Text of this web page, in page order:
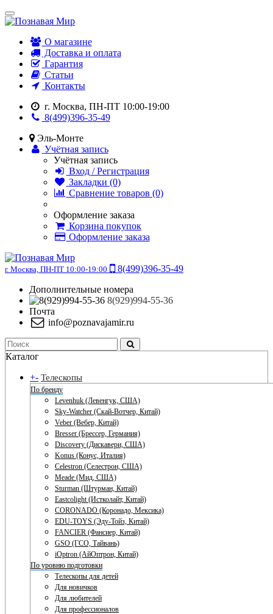
О магазине
Доставка и оплата
Гарантия
Статьи
Контакты
г. Москва, ПН-ПТ 10:00-19:00
8(499)396-35-49
Эль-Монте
Учётная запись
Учётная запись
Вход / Регистрация
Закладки (0)
Сравнение товаров (0)
Оформление заказа
Корзина покупок
Оформление заказа
г. Москва, ПН-ПТ 10:00-19:00
8(499)396-35-49
Дополнительные номера
8(929)994-55-36
Почта
info@poznavajamir.ru
Каталог
+- Телескопы
По бренду
Levenhuk (Левенгук, США)
Sky-Watcher (Скай-Вотчер, Китай)
Veber (Вебер, Китай)
Bresser (Брессер, Германия)
Discovery (Дискавери, США)
Konus (Конус, Италия)
Celestron (Селестрон, США)
Meade (Мид, США)
Sturman (Штурман, Китай)
Eastcolight (Истколайт, Китай)
CORONADO (Коронадо, Мексика)
EDU-TOYS (Эду-Тойз, Китай)
FANCIER (Фансиер, Китай)
GSO (ГСО, Тайвань)
iOptron (АйОптрон, Китай)
По уровню подготовки
Телескопы для детей
Для новичков
Для любителей
Для профессионалов